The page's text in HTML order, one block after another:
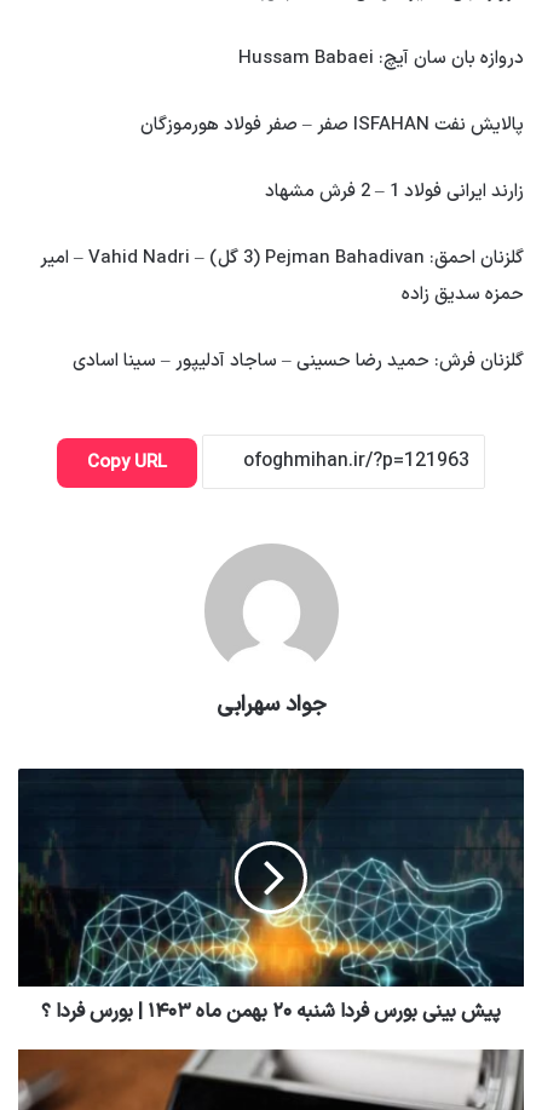
دروازه بان سان آیچ: Hussam Babaei
پالایش نفت ISFAHAN صفر – صفر فولاد هورموزگان
زارند ایرانی فولاد 1 – 2 فرش مشهاد
گلزنان احمق: Pejman Bahadivan (3 گل) – Vahid Nadri – امیر
حمزه سدیق زاده
گلزنان فرش: حمید رضا حسینی – ساجاد آدلیپور – سینا اسادی
Copy URL
جواد سهرابی
پیش بینی بورس فردا شنبه ۲۰ بهمن ماه ۱۴۰۳ | بورس فردا ؟